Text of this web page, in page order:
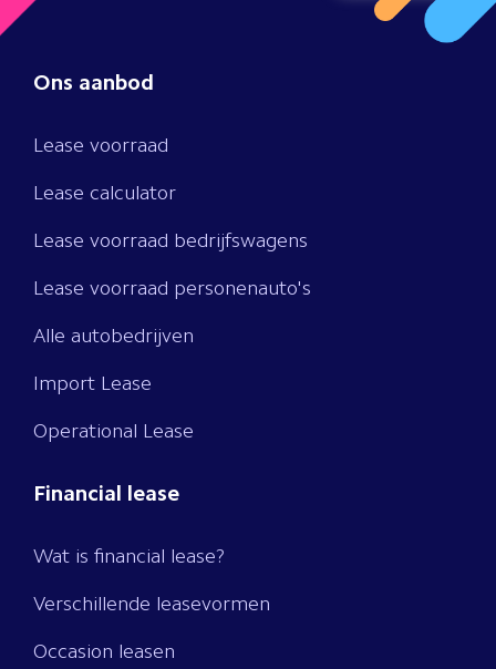
Ons aanbod
Lease voorraad
Lease calculator
Lease voorraad bedrijfswagens
Lease voorraad personenauto's
Alle autobedrijven
Import Lease
Operational Lease
Financial lease
Wat is financial lease?
Verschillende leasevormen
Occasion leasen